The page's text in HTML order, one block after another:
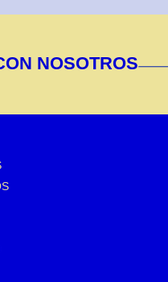
NOSOTROS